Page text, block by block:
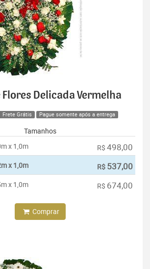
Flores Delicada Vermelha
Frete Grátis Pague somente após a entrega
Tamanhos
x 1,0m
R$ 498,00
x 1,0m R$ 537,00
x 1,0m R$ 674,00
Comprar